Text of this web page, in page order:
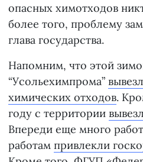
опасных химотходов
более того, проблему
глава государства.
Напомним, что этой
“Усольехимпрома”
химических отходов.
году с территории
Впереди еще много
работам привлекли